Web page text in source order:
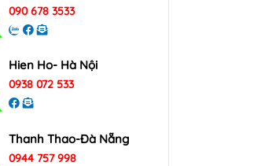
090 678 3533
Hien Ho- Hà Nội
0938 072 533
Thanh Thao-Đà Nẵng
0944 757 998